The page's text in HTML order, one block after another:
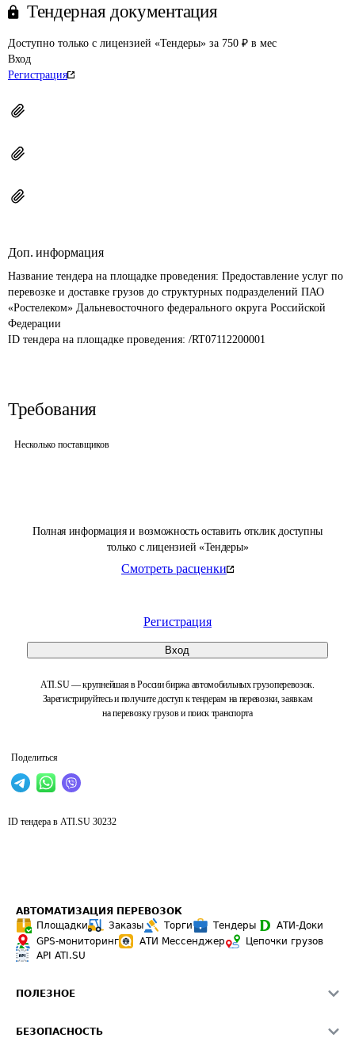
Полная информация и возможность оставить отклик доступны
только с лицензией «Тендеры»
Смотреть расценки
Регистрация
Вход
ATI.SU — крупнейшая в России биржа автомобильных грузоперевозок.
Зарегистрируйтесь и получите доступ к тендерам на перевозки, заявкам
на перевозку грузов и поиск транспорта
Поделиться
Тендерная документация
Доступно только с лицензией «Тендеры» за 750 ₽ в мес
Вход
Регистрация
Доп. информация
Название тендера на площадке проведения: Предоставление услуг по
перевозке и доставке грузов до структурных подразделений ПАО
«Ростелеком» Дальневосточного федерального округа Российской
Федерации
ID тендера на площадке проведения: /RT07112200001
Требования
Несколько поставщиков
ID тендера в ATI.SU 30232
АВТОМАТИЗАЦИЯ ПЕРЕВОЗОК
Площадки
Заказы Торги Тендеры
АТИ-Доки
GPS-мониторинг
АТИ Мессенджер
Цепочки грузов
API ATI.SU
ПОЛЕЗНОЕ
БЕЗОПАСНОСТЬ